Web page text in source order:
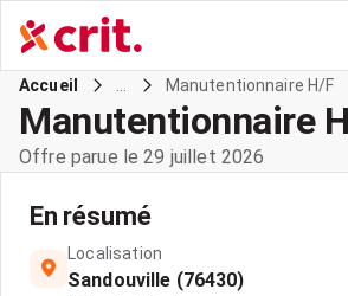
Accueil Manutentionnaire H/F
Manutentionnaire
Offre parue le 29 juillet 2026
En résumé
Localisation
Sandouville (76430)